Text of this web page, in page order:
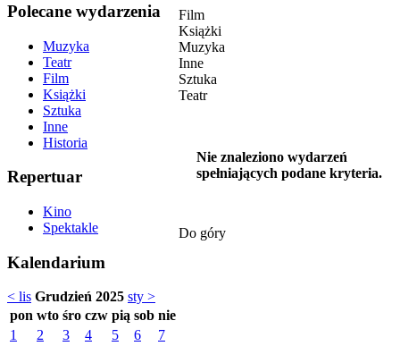
Polecane wydarzenia
Muzyka
Teatr
Film
Książki
Sztuka
Inne
Historia
Repertuar
Kino
Spektakle
Kalendarium
< lis Grudzień 2025 sty >
pon wto śro czw pią sob nie
1
2 3 4 5 6
7
Film
Książki
Muzyka
Inne
Sztuka
Teatr
Nie znaleziono wydarzeń
spełniających podane kryteria.
Do góry